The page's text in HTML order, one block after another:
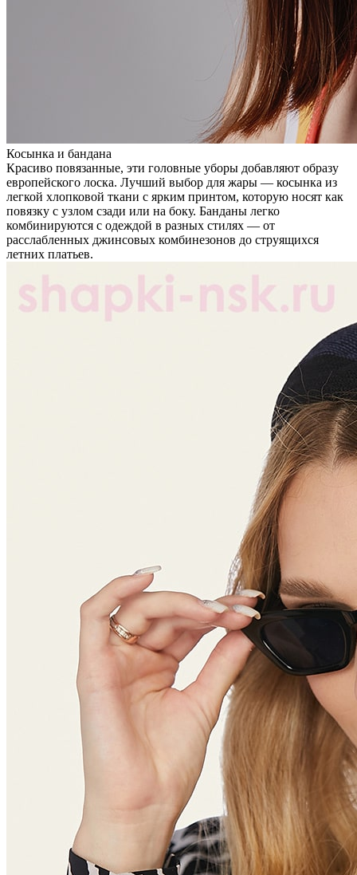
Косынка и бандана
Красиво повязанные, эти головные уборы добавляют образу
европейского лоска. Лучший выбор для жары — косынка из
легкой хлопковой ткани с ярким принтом, которую носят как
повязку с узлом сзади или на боку. Банданы легко
комбинируются с одеждой в разных стилях — от
расслабленных джинсовых комбинезонов до струящихся
летних платьев.